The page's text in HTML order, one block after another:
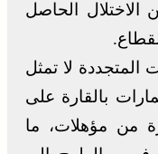
الاختلال الحاصل
المتجددة لا تمثل
بالقارة على
من مؤهلات، ما